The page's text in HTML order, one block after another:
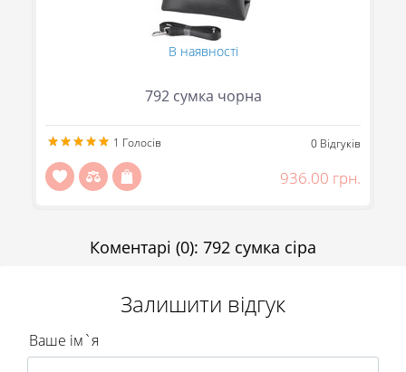
Відправити
Повідомити
(095) 706-69-33 (Viber, Telegram)
(093) 107-55-85
В наявності
792 сумка чорна
1 Голосів 0 Відгуків
936.00 грн.
Коментарі (0): 792 сумка сіра
Залишити відгук
Ваше ім`я